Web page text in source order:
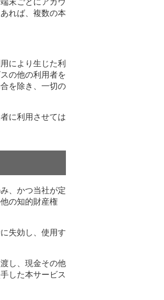
れば、複数の本
により生じた利
の他の利用者を
を除き、一切の
に利用させては
、かつ当社が定
の知的財産権
失効し、使用す
し、現金その他
した本サービス